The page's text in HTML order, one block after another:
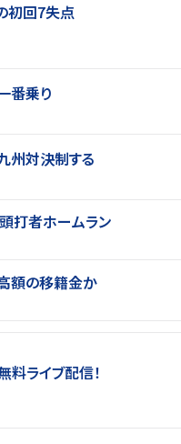
初回7失点
番乗り
州対決制する
打者ホームラン
額の移籍金か
ライブ配信！